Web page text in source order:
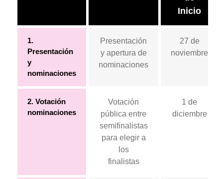
Inicio
1.
Presentación
y
nominaciones
Presentación
y apertura de
nominaciones
27 de
noviembre
2. Votación
nominaciones
Votación
pública entre
semifinalistas
para elegir a
los
finalistas
1 de
diciembre